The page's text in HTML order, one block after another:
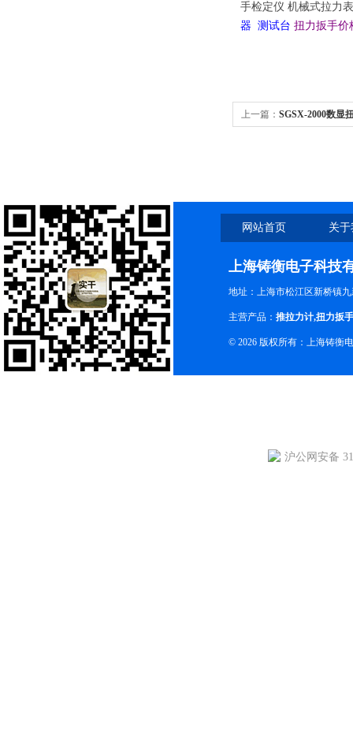
手检定仪 机械式拉力
器 测试台 扭力扳手
上一篇： SGSX-2000数显
网站首页 关
上海铸衡电子科技
地址：上海市松江区新桥镇
主营产品： 推拉力计,扭力扳手
© 2026 版权所有：上海铸衡
沪公网安备